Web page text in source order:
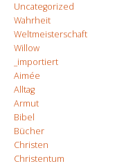
Uncategorized
Wahrheit
Weltmeisterschaft
Willow
_importiert
Aimée
Alltag
Armut
Bibel
Bücher
Christen
Christentum